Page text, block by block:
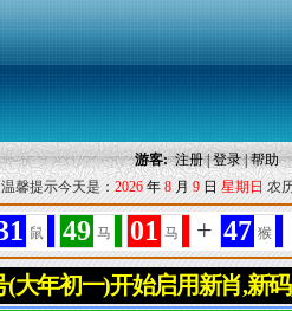
游客:注册|登录|帮助
温馨提示今天是： 2026年 8月 9日 星期日 农